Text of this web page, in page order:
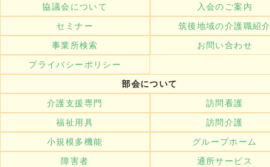
協議会について
入会のご案内
セミナー
筑後地域の介護職紹
事業所検索
お問い合わせ
プライバシーポリシー
部会について
介護支援専門
訪問看護
福祉用具
訪問介護
小規模多機能
グループホーム
障害者
通所サービス